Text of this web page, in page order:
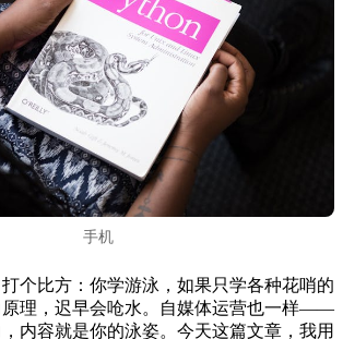
手机
个比方：你学游泳，如果只学各种花哨的
原理，迟早会呛水。自媒体运营也一样——
内容就是你的泳姿。今天这篇文章，我用